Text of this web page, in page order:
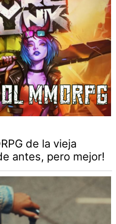
de la vieja
antes, pero mejor!